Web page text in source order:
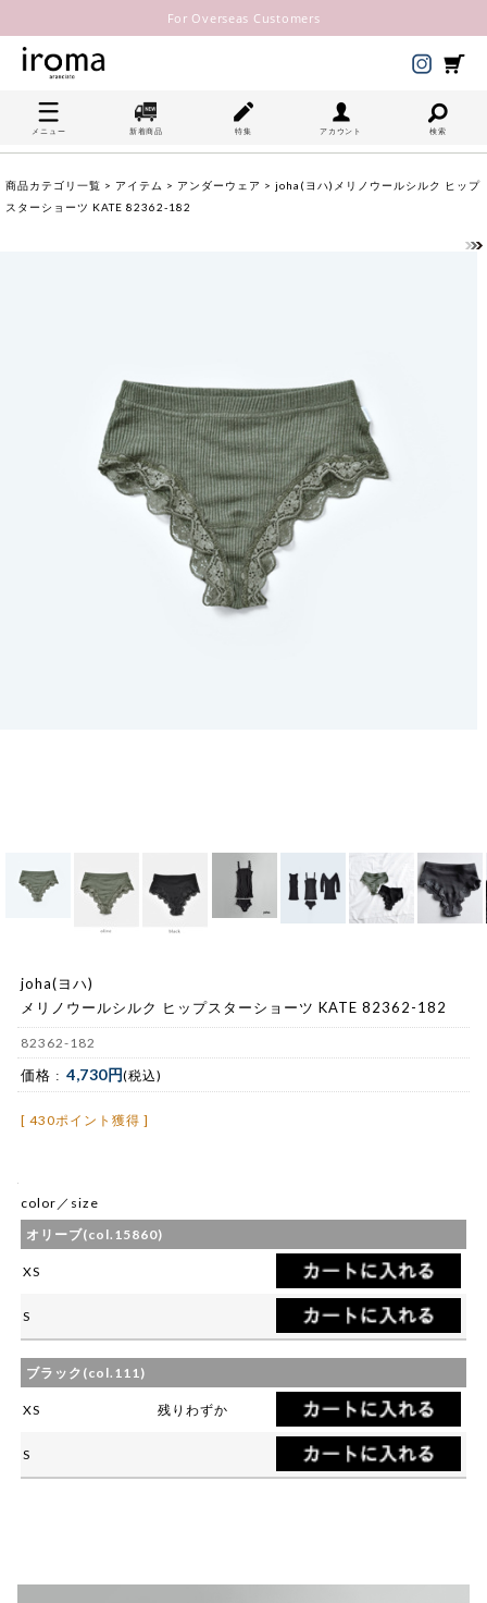
For Overseas Customers
メニュー 新着商品 特集 アカウント 検索
商品カテゴリ一覧 > アイテム > アンダーウェア > joha(ヨハ)メリノウールシルク ヒップ
スターショーツ KATE 82362-182
joha(ヨハ)
メリノウールシルク ヒップスターショーツ KATE 82362-182
82362-182
価格 : 4,730円(税込)
[ 430ポイント獲得 ]
color／size
オリーブ(col.15860)
XS
S
ブラック(col.111)
XS 残りわずか
S